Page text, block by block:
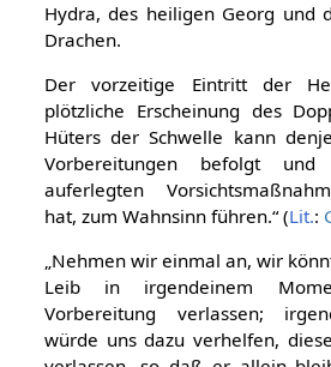
Hydra, des heiligen Georg und
Drachen.
Der vorzeitige Eintritt der
plötzliche Erscheinung des
Hüters der Schwelle kann
Vorbereitungen befolgt
auferlegten
hat, zum Wahnsinn führen.“ (Lit.:
„Nehmen wir einmal an, wir
Leib in irgendeinem
Vorbereitung verlassen;
würde uns dazu verhelfen,